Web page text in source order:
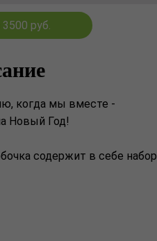
руб.
когда мы вместе -
Новый Год!
содержит в себе набор